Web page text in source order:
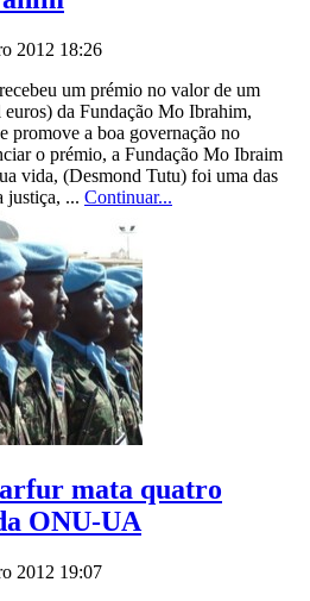
2012 18:26
um prémio no valor de um
da Fundação Mo Ibrahim,
promove a boa governação no
o prémio, a Fundação Mo Ibraim
vida, (Desmond Tutu) foi uma das
justiça, ... Continuar...
mata quatro
ONU-UA
2012 19:07